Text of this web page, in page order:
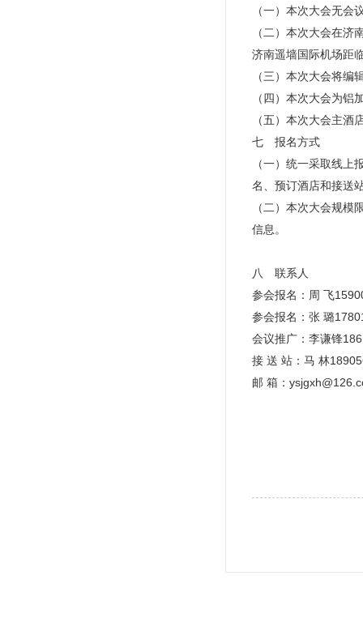
（一）本次大会无
（二）本次大会在
济南遥墙国际机场距
（三）本次大会将
（四）本次大会为
（五）本次大会主
七 报名方式
（一）统一采取线上
名、预订酒店和接送
（二）本次大会规
信息。
八 联系人
参会报名：周 飞
参会报名：张 璐
会议推广：李谦锋
接 送 站：马 林
邮 箱：